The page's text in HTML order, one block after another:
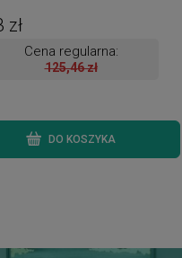
zł
Cena regularna:
125,46 zł
DO KOSZYKA